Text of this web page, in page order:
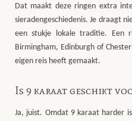
Dat maakt deze ringen extra
sieradengeschiedenis. Je draagt
een stukje lokale traditie. Een
Birmingham, Edinburgh of
eigen reis heeft gemaakt.
Is 9 karaat geschikt
Ja, juist. Omdat 9 karaat harder